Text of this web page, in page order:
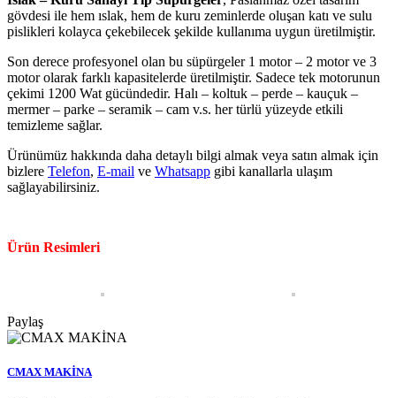
gövdesi ile hem ıslak, hem de kuru zeminlerde oluşan katı ve sulu
pislikleri kolayca çekebilecek şekilde kullanıma uygun üretilmiştir.
Son derece profesyonel olan bu süpürgeler 1 motor – 2 motor ve 3
motor olarak farklı kapasitelerde üretilmiştir. Sadece tek motorunun
çekimi 1200 Wat gücündedir. Halı – koltuk – perde – kauçuk –
mermer – parke – seramik – cam v.s. her türlü yüzeyde etkili
temizleme sağlar.
Ürünümüz hakkında daha detaylı bilgi almak veya satın almak için
bizlere Telefon, E-mail ve Whatsapp gibi kanallarla ulaşım
sağlayabilirsiniz.
Ürün Resimleri
Paylaş
CMAX MAKİNA